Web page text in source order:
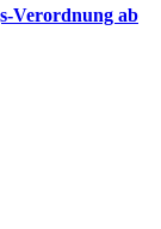
Verordnung ab